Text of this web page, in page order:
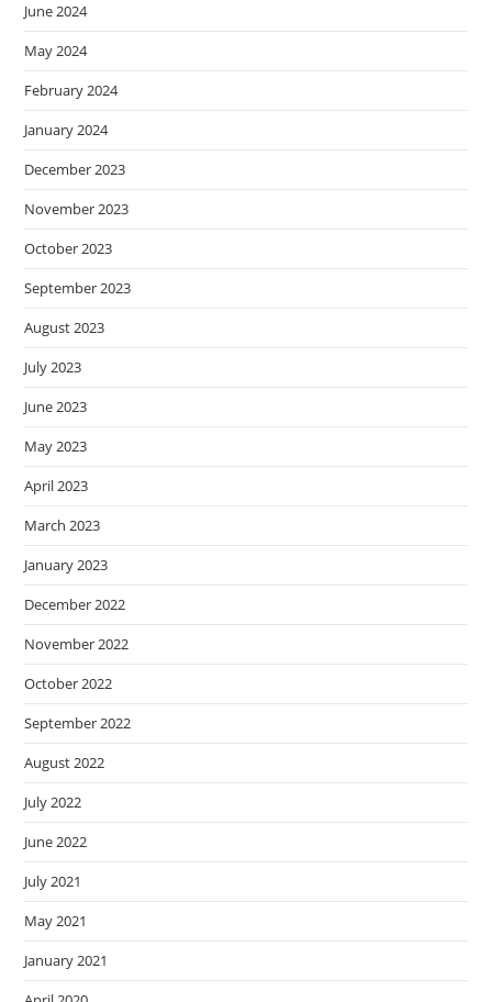
June 2024
May 2024
February 2024
January 2024
December 2023
November 2023
October 2023
September 2023
August 2023
July 2023
June 2023
May 2023
April 2023
March 2023
January 2023
December 2022
November 2022
October 2022
September 2022
August 2022
July 2022
June 2022
July 2021
May 2021
January 2021